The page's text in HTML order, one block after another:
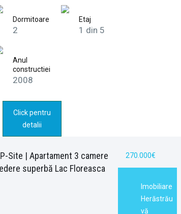
Dormitoare
2
Etaj
1 din 5
Anul
constructiei
2008
Click pentru
detalii
Site | Apartament 3 camere
superbă Lac Floreasca
270.000€
Imobiliare
Herăstrău
vă